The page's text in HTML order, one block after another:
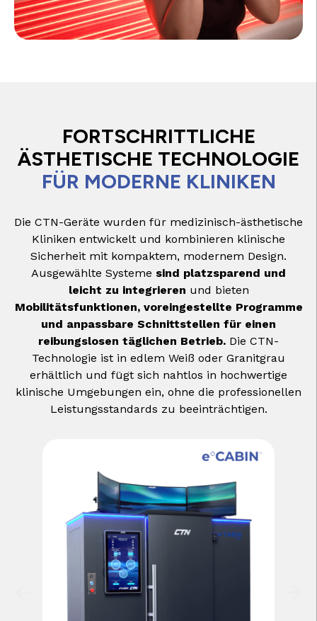
FORTSCHRITTLICHE
ÄSTHETISCHE TECHNOLOGIE
FÜR MODERNE KLINIKEN
Die CTN-Geräte wurden für medizinisch-ästhetische
Kliniken entwickelt und kombinieren klinische
Sicherheit mit kompaktem, modernem Design.
Ausgewählte Systeme sind platzsparend und
leicht zu integrieren und bieten
Mobilitätsfunktionen, voreingestellte Programme
und anpassbare Schnittstellen für einen
reibungslosen täglichen Betrieb. Die CTN-
Technologie ist in edlem Weiß oder Granitgrau
erhältlich und fügt sich nahtlos in hochwertige
klinische Umgebungen ein, ohne die professionellen
Leistungsstandards zu beeinträchtigen.